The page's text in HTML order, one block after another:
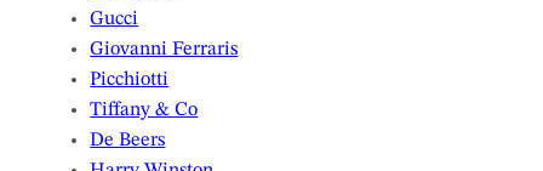
Gucci
Giovanni Ferraris
Picchiotti
Tiffany & Co
De Beers